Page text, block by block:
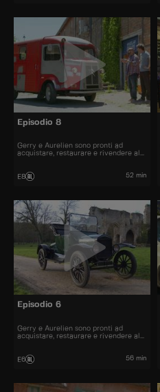
Episodio 8
Gerry e Aurelien sono pronti ad
acquistare, restaurare e rivendere al
E8 52 min
Episodio 6
Gerry e Aurelien sono pronti ad
acquistare, restaurare e rivendere al
E6 56 min